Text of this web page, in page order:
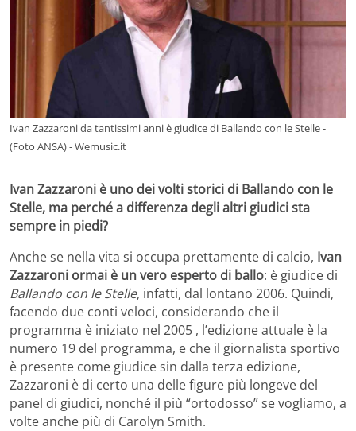
Ivan Zazzaroni da tantissimi anni è giudice di Ballando con le Stelle -
(Foto ANSA) - Wemusic.it
Ivan Zazzaroni è uno dei volti storici di Ballando con le
Stelle, ma perché a differenza degli altri giudici sta
sempre in piedi?
Anche se nella vita si occupa prettamente di calcio, Ivan
Zazzaroni ormai è un vero esperto di ballo: è giudice di
Ballando con le Stelle, infatti, dal lontano 2006. Quindi,
facendo due conti veloci, considerando che il
programma è iniziato nel 2005 , l’edizione attuale è la
numero 19 del programma, e che il giornalista sportivo
è presente come giudice sin dalla terza edizione,
Zazzaroni è di certo una delle figure più longeve del
panel di giudici, nonché il più “ortodosso” se vogliamo, a
volte anche più di Carolyn Smith.